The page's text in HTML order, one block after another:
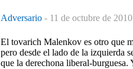
Adversario - 11 de octubre de
El tovarich Malenkov es otro que
pero desde el lado de la izquierda
que la derechona liberal-